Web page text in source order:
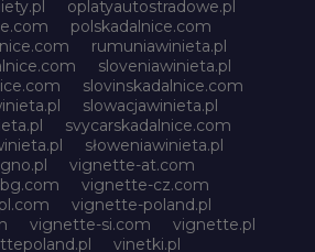
oplatyautostradowe.pl
polskadalnice.com
rumuniawinieta.pl
sloveniawinieta.pl
slovinskadalnice.com
slowacjawinieta.pl
svycarskadalnice.com
słoweniawinieta.pl
vignette-at.com
vignette-cz.com
vignette-poland.pl
vignette-si.com
vignette.pl
vinetki.pl